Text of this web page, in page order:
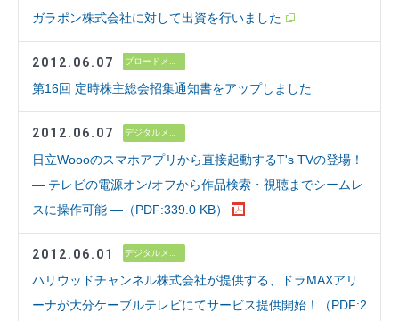
ガラポン株式会社に対して出資を行いました
2012.06.07 ブロードメディア
第16回 定時株主総会招集通知書をアップしました
2012.06.07
日立Woooのスマホアプリから直接起動するT's TVの登場！
― テレビの電源オン/オフから作品検索・視聴までシームレ
スに操作可能 ―（PDF:339.0 KB）
2012.06.01
ハリウッドチャンネル株式会社が提供する、ドラMAXアリ
ーナが大分ケーブルテレビにてサービス提供開始！（PDF:2